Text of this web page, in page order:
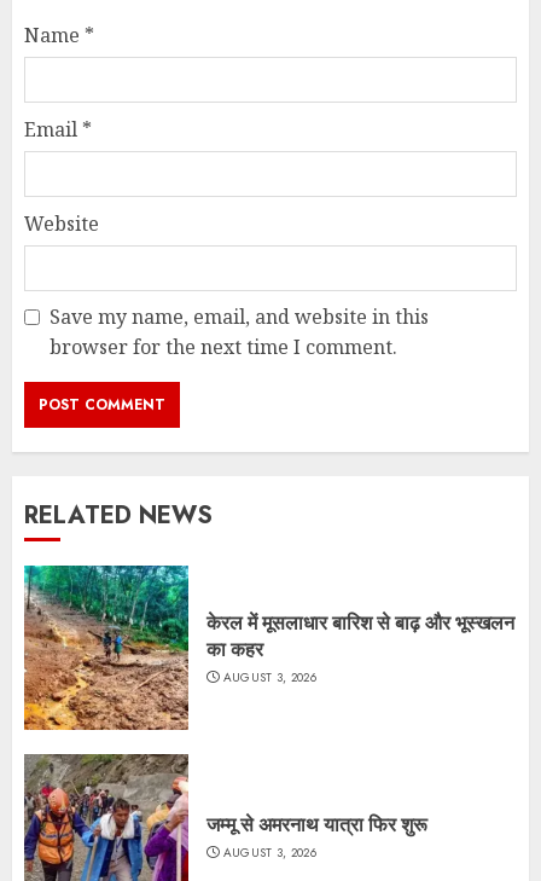
Name *
Email *
Website
Save my name, email, and website in this
browser for the next time I comment.
RELATED NEWS
केरल में मूसलाधार बारिश से बाढ़ और भूस्खलन
का कहर
AUGUST 3, 2026
जम्मू से अमरनाथ यात्रा फिर शुरू
AUGUST 3, 2026